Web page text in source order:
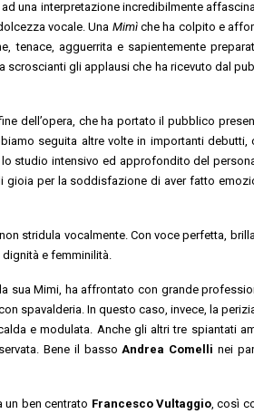
una interpretazione incredibilmente
vocale. Una Mimìche ha colpito e
tenace, agguerrita e sapientemente
scroscianti gli applausi che ha ricevuto dal
dell’opera, che ha portato il pubblico
seguita altre volte in importanti debutti,
studio intensivo ed approfondito del
gioia per la soddisfazione di aver fatto
stridula vocalmente. Con voce perfetta,
e femminilità.
sua Mimi, ha affrontato con grande
spavalderia. In questo caso, invece, la
e modulata. Anche gli altri tre spiantati
Bene il bassoAndrea Comelli nei
un ben centrato Francesco Vultaggio, così